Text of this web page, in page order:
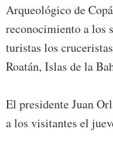
Arqueológico de
reconocimiento a los
turistas los
Roatán, Islas de la
El presidente Juan
a los visitantes el